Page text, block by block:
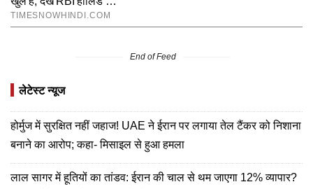
End of Feed
लेटेस्ट न्यूज
होर्मुज में सुरक्षित नहीं जहाज! UAE ने ईरान पर लगाया तेल टैंकर को निशाना
बनाने का आरोप; कहा- मिसाइल से हुआ हमला
लाल सागर में हूतियों का तांडव: ईरान की चाल से थम जाएगा 12% व्यापार?